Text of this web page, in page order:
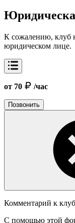
К сожалению, клуб
юридическом лице.
от 70 /час
Позвонить
Комментарий к
С помощью этой